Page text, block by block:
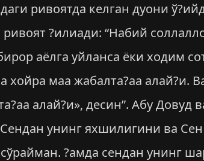
ривоятда келган дуони
?илиади: “Набий
аёлга уйланса ёки ходим
хойра маа жабалта?аа
алай?и», десин”. Абу
унинг яхшилигини ва
?амда сендан унинг